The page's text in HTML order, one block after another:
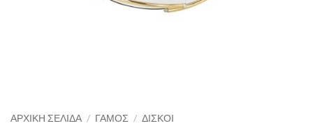
ΑΡΧΙΚΉ ΣΕΛΊΔΑ / ΓΑΜΟΣ / ΔΙΣΚΟΙ